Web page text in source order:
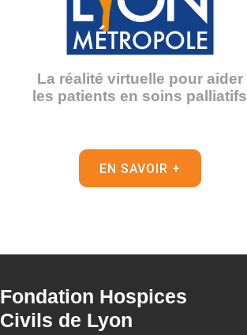
La réalité virtuelle pour aider
les patients en soins palliatifs
EN SAVOIR +
Fondation Hospices
Civils de Lyon